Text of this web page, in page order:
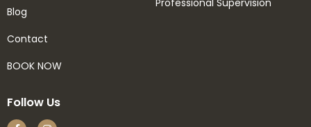
Blog
Contact
BOOK NOW
Follow Us